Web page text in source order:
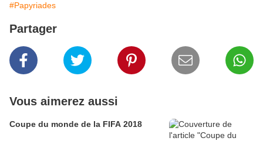
#Papyriades
Partager
Vous aimerez aussi
Coupe du monde de la FIFA 2018